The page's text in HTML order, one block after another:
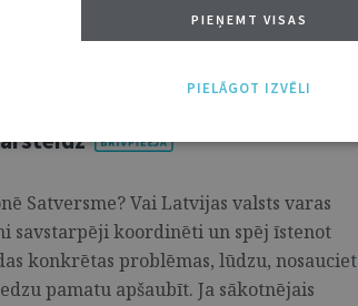
ziņojums (Brundtland Report, 1987), ...
Satversme? Vai Latvijas valsts varas
savstarpēji koordinēti un spēj īstenot
konkrētas problēmas, lūdzu, nosauciet
pamatu apšaubīt. Ja sākotnējais
PIEŅEMT VISAS
PIELĀGOT IZVĒLI